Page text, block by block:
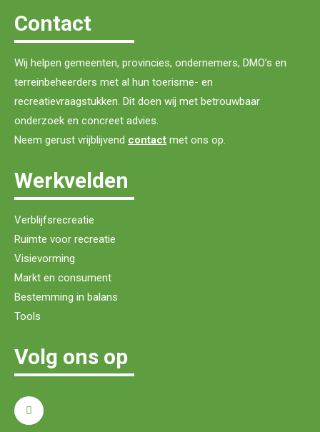
Contact
Wij helpen gemeenten, provincies, ondernemers, DMO’s en
terreinbeheerders met al hun toerisme- en
recreatievraagstukken. Dit doen wij met betrouwbaar
onderzoek en concreet advies.
Neem gerust vrijblijvend contact met ons op.
Werkvelden
Verblijfsrecreatie
Ruimte voor recreatie
Visievorming
Markt en consument
Bestemming in balans
Tools
Volg ons op